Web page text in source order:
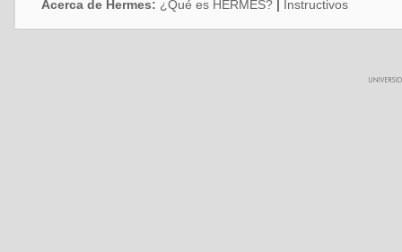
Acerca de Hermes: ¿Qué es HERMES? | Instructivos